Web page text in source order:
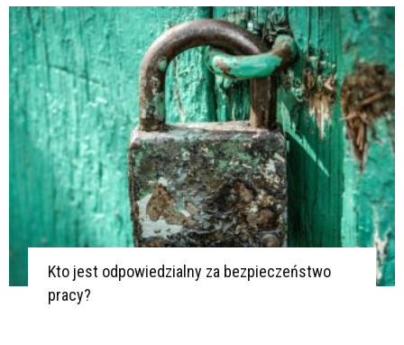
Kto jest odpowiedzialny za bezpieczeństwo
pracy?